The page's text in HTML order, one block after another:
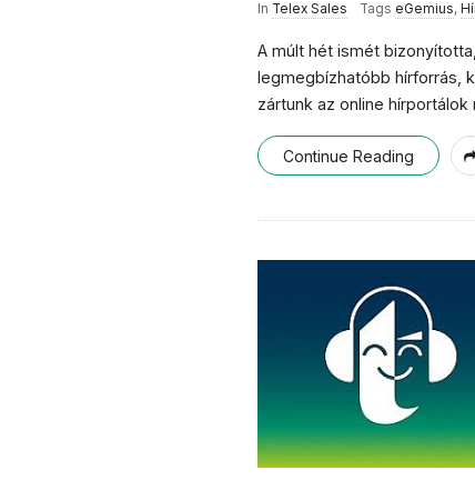
In Telex Sales Tags eGemius,
A múlt hét ismét
legmegbízhatóbb hírforrás,
zártunk az online
Continue Reading